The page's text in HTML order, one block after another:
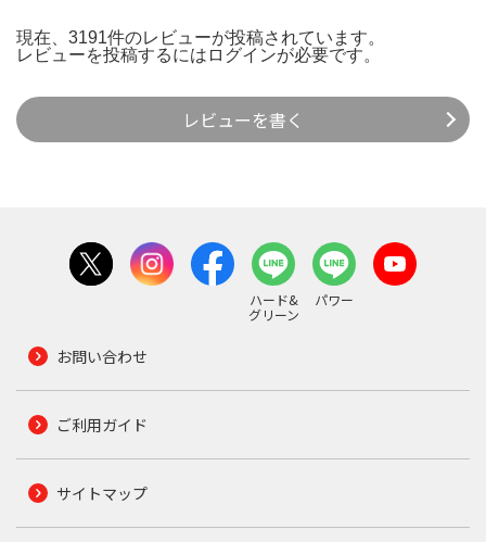
現在、3191件のレビューが投稿されています。
レビューを投稿するには ログインが必要です。
レビューを書く
ハード&
グリーン
パワー
お問い合わせ
ご利用ガイド
サイトマップ